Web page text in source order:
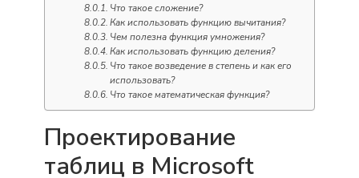
Что такое сложение?
Как использовать функцию вычитания?
Чем полезна функция умножения?
Как использовать функцию деления?
Что такое возведение в степень и как его
использовать?
Что такое математическая функция?
Проектирование
таблиц в Microsoft